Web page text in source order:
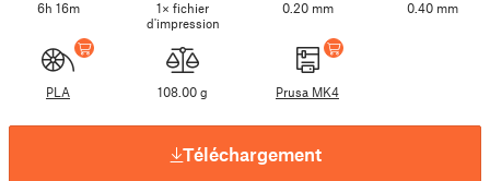
6h 16m
1× fichier
d'impression
0.20 mm 0.40 mm
PLA 108.00 g Prusa MK4
Téléchargement